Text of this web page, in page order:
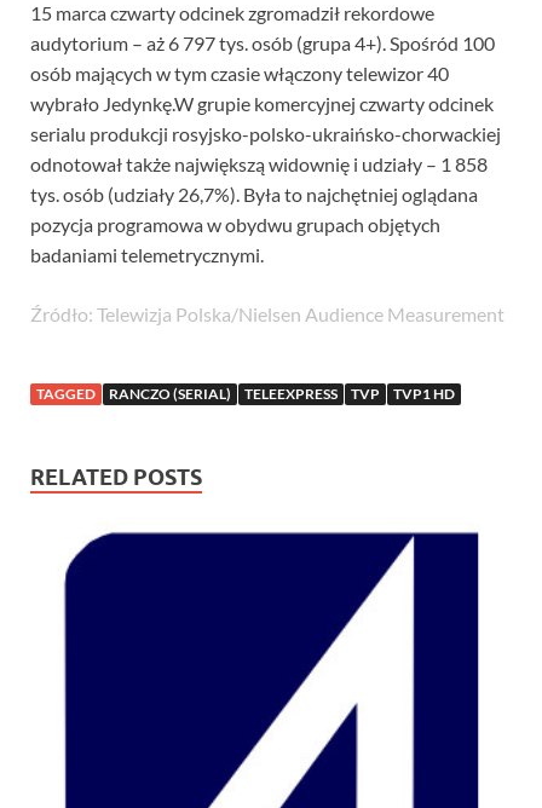
15 marca czwarty odcinek zgromadził rekordowe
audytorium – aż 6 797 tys. osób (grupa 4+). Spośród 100
osób mających w tym czasie włączony telewizor 40
wybrało Jedynkę.W grupie komercyjnej czwarty odcinek
serialu produkcji rosyjsko-polsko-ukraińsko-chorwackiej
odnotował także największą widownię i udziały – 1 858
tys. osób (udziały 26,7%). Była to najchętniej oglądana
pozycja programowa w obydwu grupach objętych
badaniami telemetrycznymi.
Źródło: Telewizja Polska/Nielsen Audience Measurement
TAGGED RANCZO (SERIAL) TELEEXPRESS TVP TVP1 HD
RELATED POSTS